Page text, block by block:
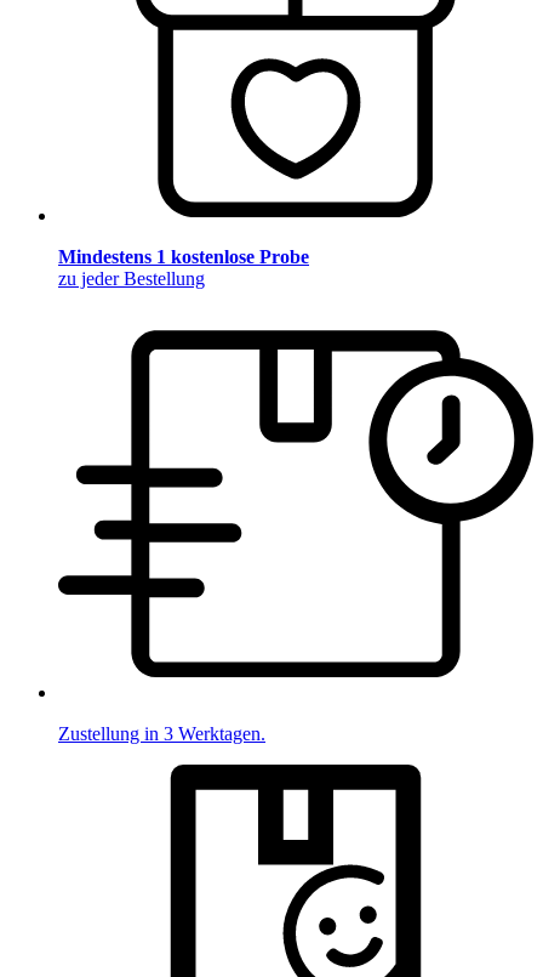
Mindestens 1 kostenlose Probe
zu jeder Bestellung
Zustellung in 3 Werktagen.